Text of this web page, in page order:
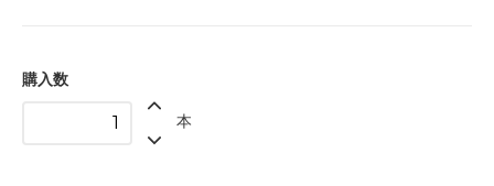
購入数
本